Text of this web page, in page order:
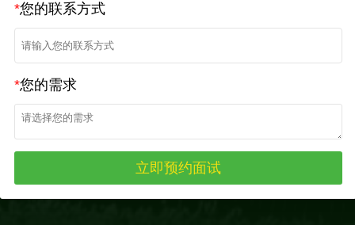
*您的联系方式
*您的需求